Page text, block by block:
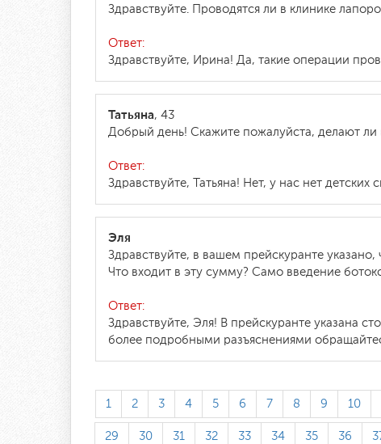
Здравствуйте. Проводятся ли в клинике
Ответ:
Здравствуйте, Ирина! Да, такие операции
Татьяна, 43
Добрый день! Скажите пожалуйста, делают ли
Ответ:
Здравствуйте, Татьяна! Нет, у нас нет
Эля
Здравствуйте, в вашем прейскуранте
Что входит в эту сумму? Само введение
Ответ:
Здравствуйте, Эля! В прейскуранте указана
более подробными разъяснениями
1 2 3 4 5 6 7 8 9 10
29 30 31 32 33 34 35 36